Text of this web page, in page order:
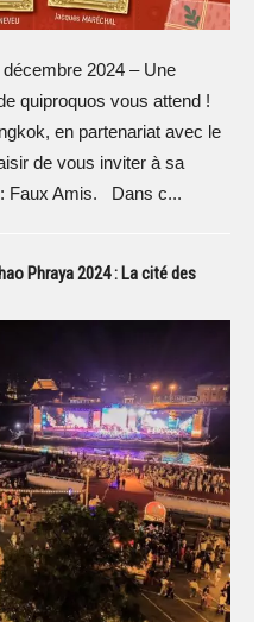
2024 – Une
quiproquos vous attend !
en partenariat avec le
de vous inviter à sa
: Faux Amis. Dans c...
Phraya 2024 : La cité des